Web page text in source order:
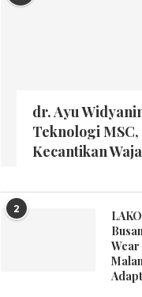
dr. Ayu
Teknologi
Kecantikan
2
Wear